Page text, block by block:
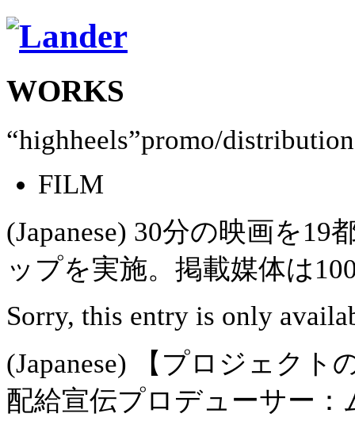
WORKS
“highheels”promo/distribution
FILM
(Japanese) 30分の映画を
ップを実施。掲載媒体は
Sorry, this entry is only
(Japanese) 【プロジェクト
配給宣伝プロデューサー：